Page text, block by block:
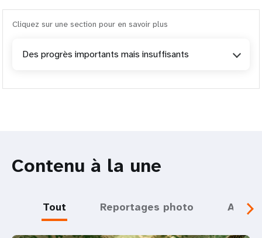
Cliquez sur une section pour en savoir plus
Des progrès importants mais insuffisants
Contenu à la une
Tout Reportages photo